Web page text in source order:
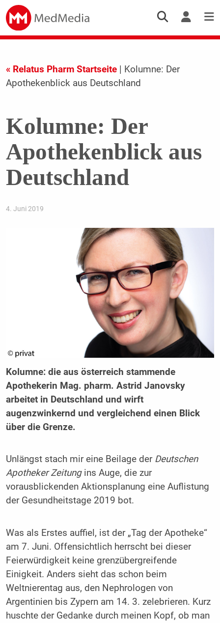
« Relatus Pharm Startseite| Kolumne: Der
Apothekenblick aus Deutschland
Kolumne: Der
Apothekenblick aus
Deutschland
4. Juni 2019
Kolumne: die aus österreich stammende
Apothekerin Mag. pharm. Astrid Janovsky
arbeitet in Deutschland und wirft
augenzwinkernd und vergleichend einen Blick
über die Grenze.
Unlängst stach mir eine Beilage der Deutschen
Apotheker Zeitungins Auge, die zur
vorausblickenden Aktionsplanung eine Auflistung
der Gesundheitstage 2019 bot.
Was als Erstes auffiel, ist der „Tag der Apotheke“
am 7. Juni. Offensichtlich herrscht bei dieser
Feierwürdigkeit keine grenzübergreifende
Einigkeit. Anders sieht das schon beim
Weltnierentag aus, den Nephrologen von
Argentinien bis Zypern am 14. 3. zelebrieren. Kurz
huschte der Gedanke durch meinen Kopf, ob man